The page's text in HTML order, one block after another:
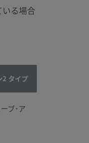
る場合
2 タイプ
ブ･ア